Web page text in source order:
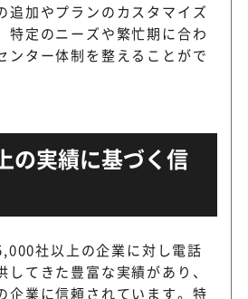
追加やプランのカスタマイズ
特定のニーズや繁忙期に合わ
ンター体制を整えることがで
の実績に基づく信
社以上の企業に対し電話
てきた豊富な実績があり、
企業に信頼されています。特